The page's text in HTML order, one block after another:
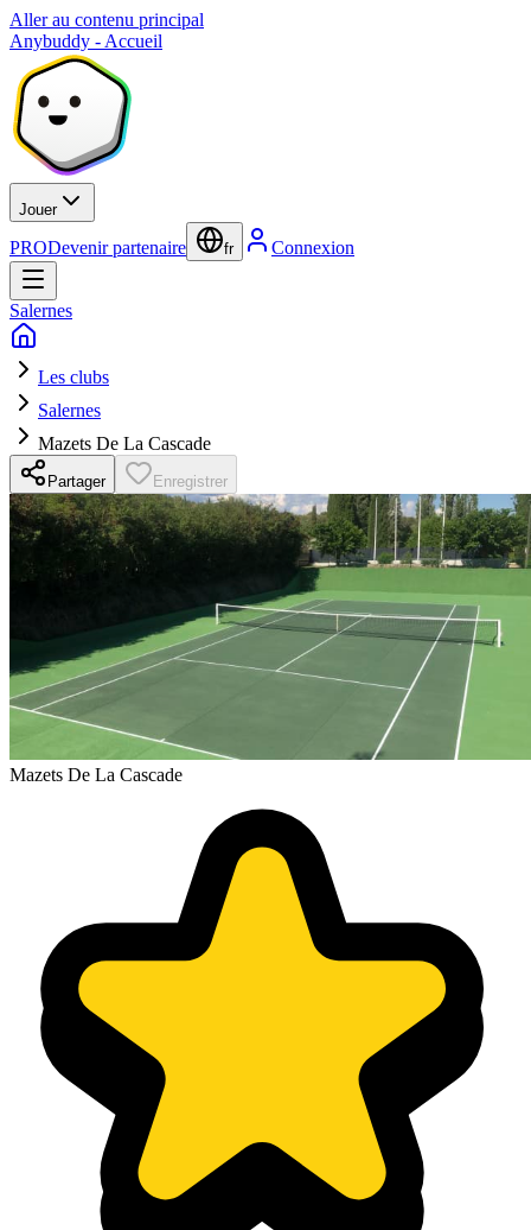
Aller au contenu principal
Anybuddy - Accueil
Jouer
PRODevenir partenaire fr Connexion
Salernes
Les clubs
Salernes
Mazets De La Cascade
Partager Enregistrer
Mazets De La Cascade